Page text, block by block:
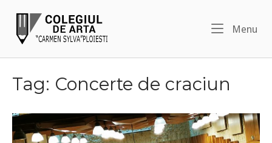
content
Menu
Tag: Concerte de craciun